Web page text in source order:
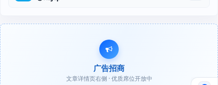
广告招商
文章详情页右侧 · 优质席位开放中